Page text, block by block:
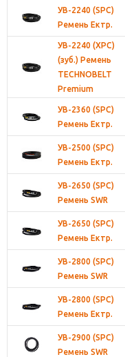
УВ-2240 (SPC)
Ремень Ектр.
УВ-2240 (XPC)
(зуб.) Ремень
TECHNOBELT
Premium
УВ-2360 (SPC)
Ремень Ектр.
УВ-2500 (SPC)
Ремень Ектр.
УВ-2650 (SPC)
Ремень SWR
УВ-2650 (SPC)
Ремень Ектр.
УВ-2800 (SPC)
Ремень SWR
УВ-2800 (SPC)
Ремень Ектр.
УВ-2900 (SPC)
Ремень SWR